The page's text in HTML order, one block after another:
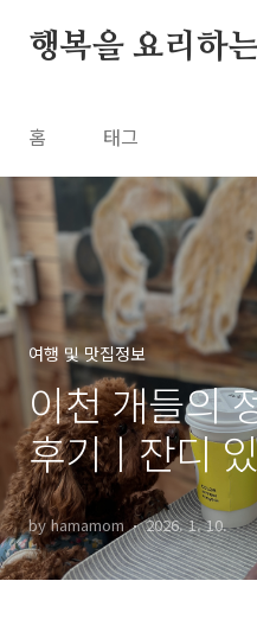
행복을 요리
홈 태그
여행 및 맛집정보
이천 개들의
후기ㅣ잔디
by hamamom 2026. 1. 10.